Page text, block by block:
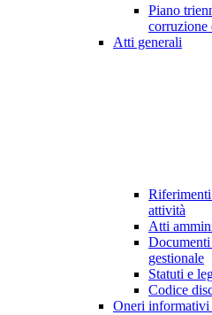
Piano
corruzione
Atti generali
attività
Atti
gestionale
Statuti e
Codice
Oneri informativi